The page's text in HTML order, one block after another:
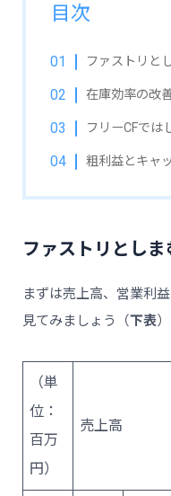
目次
ファストリと
在庫効率の改
フリーCFでは
粗利益とキャ
ファストリとし
まずは売上高、営業利
見てみましょう（下表）
（単
位：
百万
円）
売上高